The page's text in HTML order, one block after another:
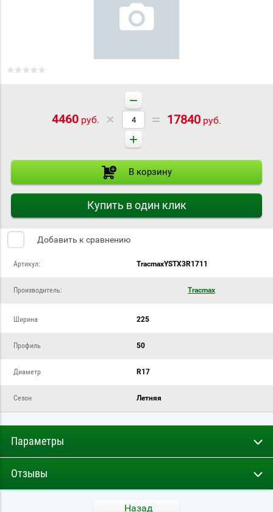
4460 руб.
−
+
17840 руб.
В корзину
Купить в один клик
Добавить к сравнению
Артикул: TracmaxYSTX3R1711
Производитель: Tracmax
Ширина 225
Профиль 50
Диаметр R17
Сезон Летняя
Параметры
Отзывы
Назад